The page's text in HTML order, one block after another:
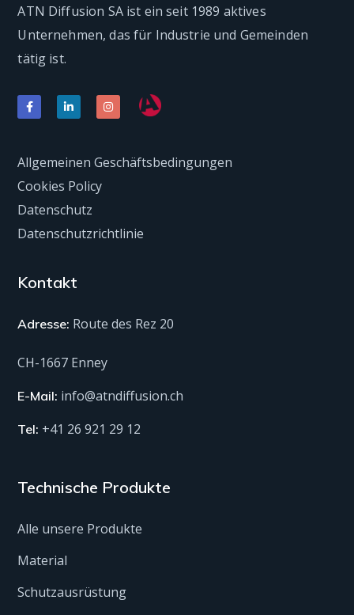
Allgemeinen Geschäftsbedingungen
Cookies Policy
Datenschutzrichtlinie
Kontakt
info@atndiffusion.ch
Tel: +41 26 921 29 12
Technische Produkte
Material
Schutzausrüstung
Spas und Pools
Anti-Rutsch-Behandlung